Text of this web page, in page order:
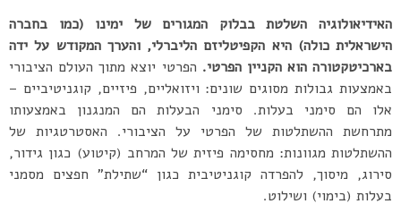
האידיאולוגיה השלטת בבלוק המגורים של ימינו (כמו בחברה
הישראלית כולה) היא הקפיטליזם הליברלי, והערך המקודש על ידה
בארכיטקטורה הוא הקניין הפרטי. הפרטי יוצא מתוך העולם הציבורי
באמצעות גבולות מסוגים שונים: ויזואליים, פיזיים, קוגניטיביים –
אלו הם סימני בעלות. סימני הבעלות הם המנגנון באמצעותו
מתרחשת ההשתלטות של הפרטי על הציבורי. האסטרטגיות של
ההשתלטות מגוונות: מחסימה פיזית של המרחב (קיטוע) כגון גידור,
סירוג, מיסוך, להפרדה קוגניטיבית כגון “שתילת” חפצים מסמני
בעלות (בימוי) ושילוט.